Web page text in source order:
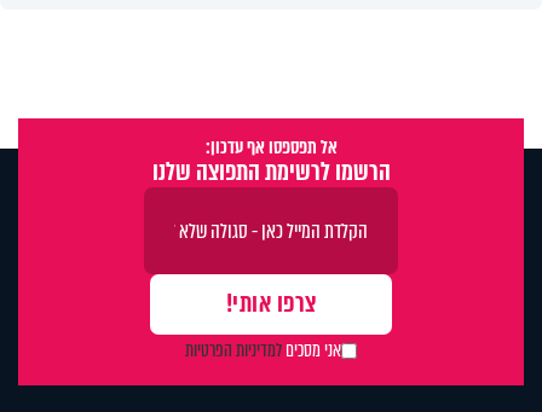
אל תפספסו אף עדכון:
הרשמו לרשימת התפוצה שלנו
אני מסכיםלמדיניות הפרטיות